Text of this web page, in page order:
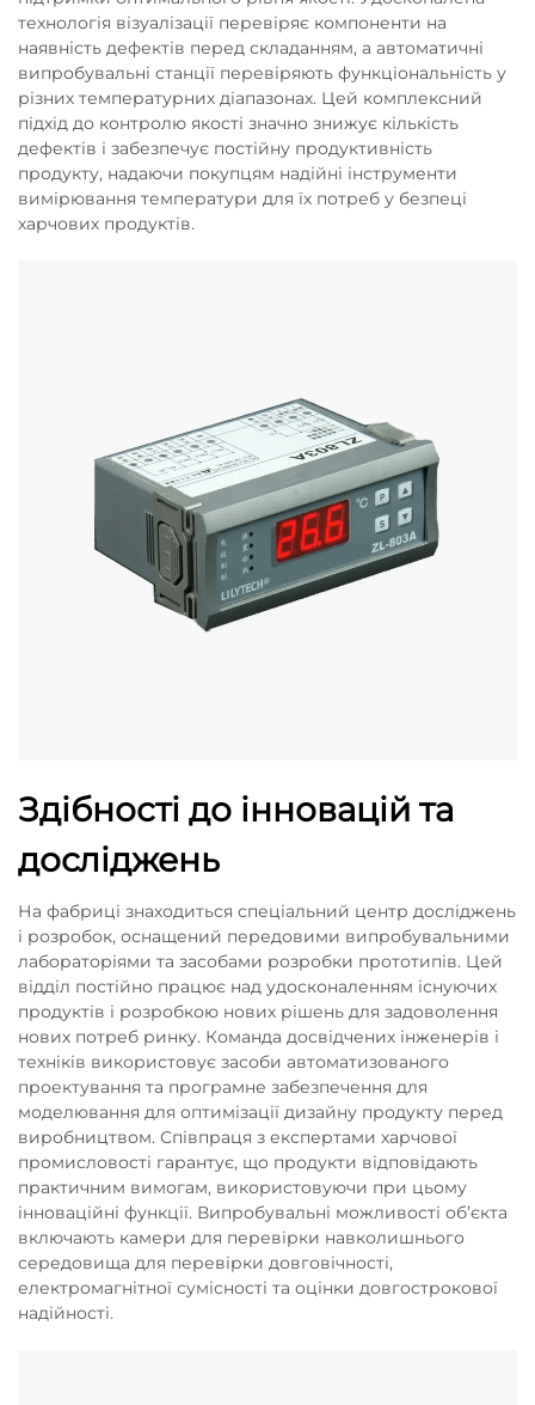
технологія візуалізації перевіряє компоненти на
наявність дефектів перед складанням, а автоматичні
випробувальні станції перевіряють функціональність у
різних температурних діапазонах. Цей комплексний
підхід до контролю якості значно знижує кількість
дефектів і забезпечує постійну продуктивність
продукту, надаючи покупцям надійні інструменти
вимірювання температури для їх потреб у безпеці
харчових продуктів.
Здібності до інновацій та
досліджень
На фабриці знаходиться спеціальний центр досліджень
і розробок, оснащений передовими випробувальними
лабораторіями та засобами розробки прототипів. Цей
відділ постійно працює над удосконаленням існуючих
продуктів і розробкою нових рішень для задоволення
нових потреб ринку. Команда досвідчених інженерів і
техніків використовує засоби автоматизованого
проектування та програмне забезпечення для
моделювання для оптимізації дизайну продукту перед
виробництвом. Співпраця з експертами харчової
промисловості гарантує, що продукти відповідають
практичним вимогам, використовуючи при цьому
інноваційні функції. Випробувальні можливості об’єкта
включають камери для перевірки навколишнього
середовища для перевірки довговічності,
електромагнітної сумісності та оцінки довгострокової
надійності.